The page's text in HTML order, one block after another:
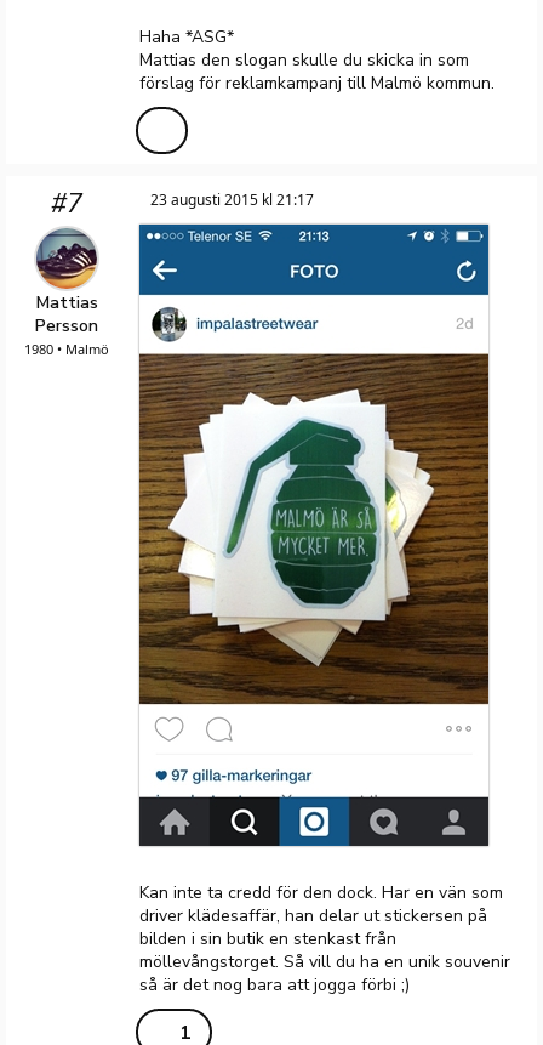
Haha *ASG*
Mattias den slogan skulle du skicka in som
förslag för reklamkampanj till Malmö kommun.
#7
Mattias
Persson
1980 • Malmö
23 augusti 2015 kl 21:17
Kan inte ta credd för den dock. Har en vän som
driver klädesaffär, han delar ut stickersen på
bilden i sin butik en stenkast från
möllevångstorget. Så vill du ha en unik souvenir
så är det nog bara att jogga förbi ;)
1